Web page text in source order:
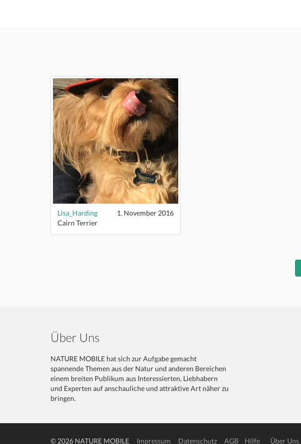
Lisa_Harding
1. November 2016
Cairn Terrier
Über Uns
NATURE MOBILE hat sich zur Aufgabe gemacht
spannende Themen aus der Natur und anderen Bereichen
einem breiten Publikum aus Interessierten, Liebhabern
und Experten auf anschauliche und attraktive Art näher zu
bringen.
© 2026 NATURE MOBILE Impressum Datenschutz AGB Hilfe Über Uns